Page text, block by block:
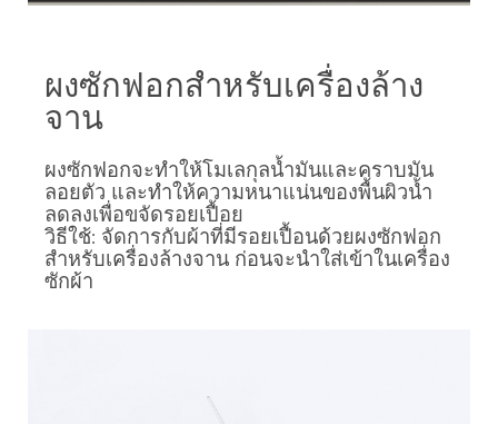
ผงซักฟอกสำหรับเครื่องล้าง
จาน
ผงซักฟอกจะทำให้โมเลกุลน้ำมันและคราบมัน
ลอยตัว และทำให้ความหนาแน่นของพื้นผิวน้ำ
ลดลงเพื่อขจัดรอยเปื้อย
วิธีใช้: จัดการกับผ้าที่มีรอยเปื้อนด้วยผงซักฟอก
สำหรับเครื่องล้างจาน ก่อนจะนำใส่เข้าในเครื่อง
ซักผ้า